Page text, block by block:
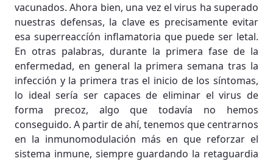
vacunados. Ahora bien, una vez el virus ha superado
nuestras defensas, la clave es precisamente evitar
esa superreaccíón inflamatoria que puede ser letal.
En otras palabras, durante la primera fase de la
enfermedad, en general la primera semana tras la
infección y la primera tras el inicio de los síntomas,
lo ideal sería ser capaces de eliminar el virus de
forma precoz, algo que todavía no hemos
conseguido. A partir de ahí, tenemos que centrarnos
en la inmunomodulación más en que reforzar el
sistema inmune, siempre guardando la retaguardia